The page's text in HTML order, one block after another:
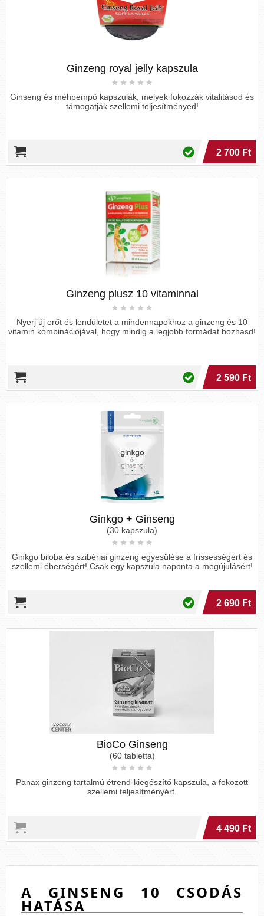
Ginzeng royal jelly kapszula
Ginseng és méhpempő kapszulák, melyek fokozzák vitalitásod és
támogatják szellemi teljesítményed!
2 700 Ft
Ginzeng plusz 10 vitaminnal
Nyerj új erőt és lendületet a mindennapokhoz a ginzeng és 10
vitamin kombinációjával, hogy mindig a legjobb formádat hozhasd!
2 590 Ft
Ginkgo + Ginseng
(30 kapszula)
Ginkgo biloba és szibériai ginzeng egyesülése a frissességért és
szellemi éberségért! Csak egy kapszula naponta a megújulásért!
2 690 Ft
BioCo Ginseng
(60 tabletta)
Panax ginzeng tartalmú étrend-kiegészítő kapszula, a fokozott
szellemi teljesítményért.
4 490 Ft
A GINSENG 10 CSODÁS
HATÁSA